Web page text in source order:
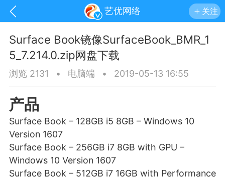
艺优网络 关注
Surface Book镜像SurfaceBook_BMR_1
5_7.214.0.zip网盘下载
浏览 2131 • 电脑端 • 2019-05-13 16:55
产品
Surface Book – 128GB i5 8GB – Windows 10
Version 1607
Surface Book – 256GB i7 8GB with GPU –
Windows 10 Version 1607
Surface Book – 512GB i7 16GB with Performance